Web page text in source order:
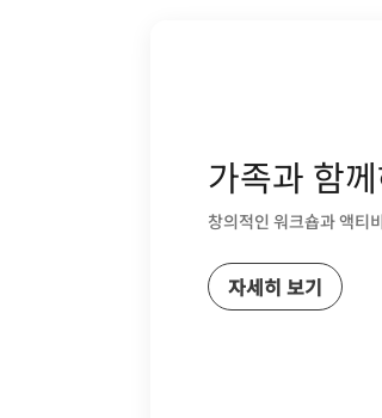
가족과 함
창의적인 워크숍과 액티
자세히 보기